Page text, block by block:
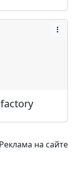
Реклама на сайте